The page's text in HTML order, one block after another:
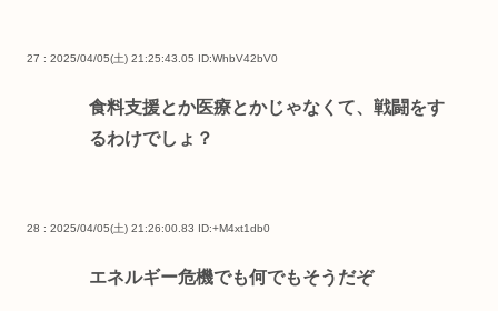
27 : 2025/04/05(土) 21:25:43.05 ID:WhbV42bV0
食料支援とか医療とかじゃなくて、戦闘をす
るわけでしょ？
28 : 2025/04/05(土) 21:26:00.83 ID:+M4xt1db0
エネルギー危機でも何でもそうだぞ